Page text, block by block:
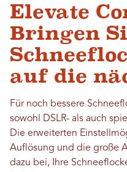
Elevate
Bringen
auf die
Für noch bessere
sowohl DSLR- als auch
Die erweiterten
Auflösung und die große
dazu bei, Ihre